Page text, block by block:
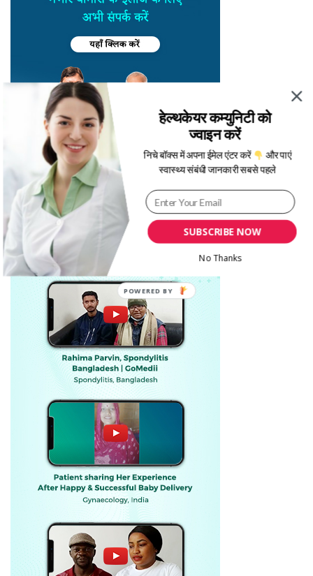
SUBSCRIBE NOW
हेल्थकेयर कम्युनिटी को
ज्वाइन करें
निचे बॉक्स में अपना ईमेल एंटर करें
और पाएं
स्वास्थ्य संबंधी जानकारी सबसे पहले
No Thanks
POWERED BY